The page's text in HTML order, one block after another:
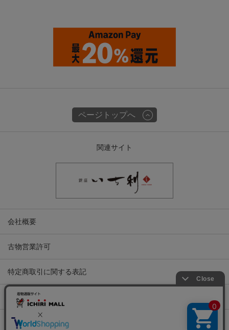
ページトップへ
関連サイト
会社概要
古物営業許可
特定商取引に関する表記
プライバシーポリシー